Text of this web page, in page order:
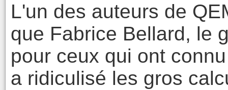
L'un des auteurs de
que Fabrice Bellard, le
pour ceux qui ont
a ridiculisé les gros